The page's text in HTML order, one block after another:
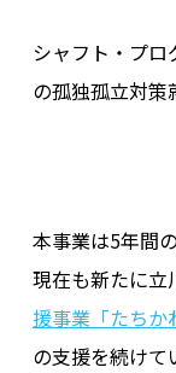
シャフト・プ
の孤独孤立対策
本事業は5年間
現在も新たに立
援事業「たちか
の支援を続けて